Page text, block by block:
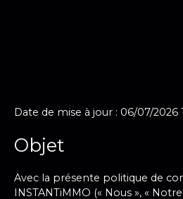
Date de mise à jour : 06/07/2026
Objet
Avec la présente politique de
INSTANTiMMO (« Nous », «